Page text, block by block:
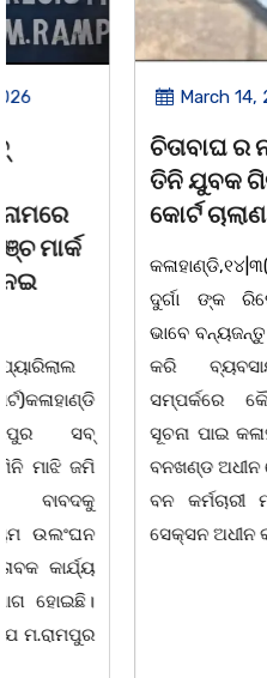
March 14, 2026
ଚିତାବାଘ ର ନଖ ଜବତ
ତିନି ଯୁବକ ଗିରଫ ଓ
କୋର୍ଟ ଚାଲାଣ
କଳାହାଣ୍ଡି,୧୪|୩(ପ୍ୟାରିଲାଲ
ଦୁର୍ଗା ଙ୍କ ରିପୋର୍ଟ):ବେଆଇନ
ଭାବେ ବନ୍ୟଜନ୍ତୁ ଙ୍କ ର ଶିକାର
କରି ବ୍ୟବସାୟ ଚାଲୁଥିବା
ସମ୍ପର୍କରେ କୌଣସି ସୂତ୍ରରୁ
ସୂଚନା ପାଇ କଳାହାଣ୍ଡି ଉତ୍ତର
ବନଖଣ୍ଡ ଅଧୀନ କେଗାଁ ରେଞ୍ଜର
ବନ କର୍ମଚାରୀ ମାନେ ଗରଗାବ
ସେକ୍ସନ ଅଧୀନ କାନ୍ଦୁଲଝର